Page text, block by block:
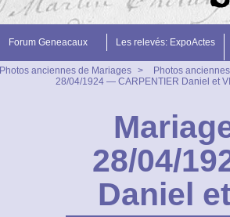
Forum Geneacaux Les relevés: ExpoActes
Photos anciennes de Mariages >
Photos
28/04/1924 — CARPENTIER Daniel et
28/04/
Daniel